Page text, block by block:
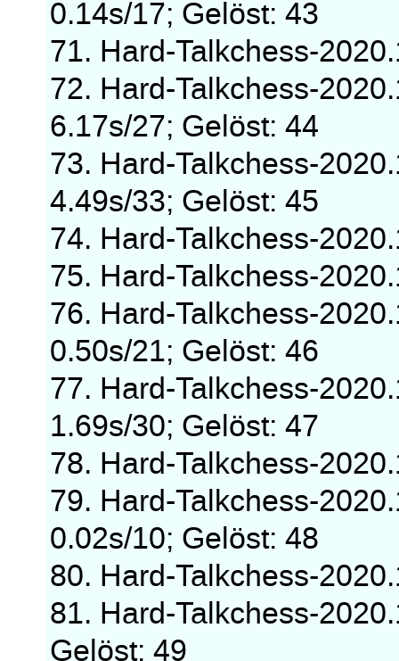
0.14s/17; Gelöst: 43
71. Hard-Talkchess-
72. Hard-Talkchess-
6.17s/27; Gelöst: 44
73. Hard-Talkchess-
4.49s/33; Gelöst: 45
74. Hard-Talkchess-
75. Hard-Talkchess-
76. Hard-Talkchess-
0.50s/21; Gelöst: 46
77. Hard-Talkchess-
1.69s/30; Gelöst: 47
78. Hard-Talkchess-
79. Hard-Talkchess-
0.02s/10; Gelöst: 48
80. Hard-Talkchess-
81. Hard-Talkchess-
Gelöst: 49